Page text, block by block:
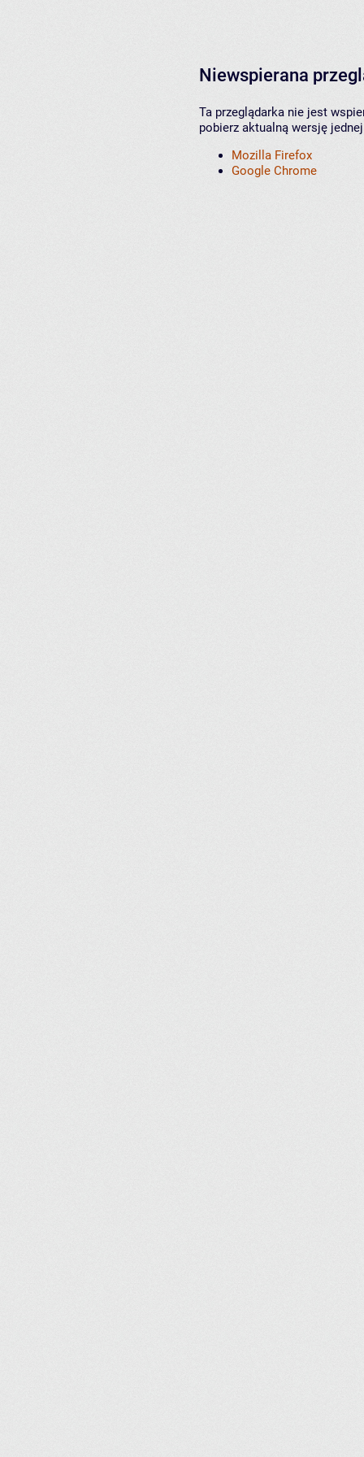
Niewspierana
Ta przeglądarka nie jest
pobierz aktualną wersję
Mozilla Firefox
Google Chrome